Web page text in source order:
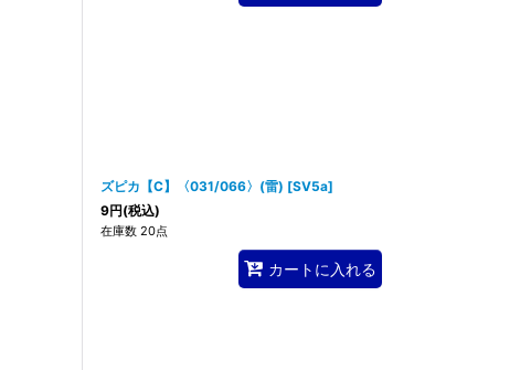
ズピカ【C】〈031/066〉(雷) [SV5a]
9円(税込)
在庫数 20点
カートに入れる